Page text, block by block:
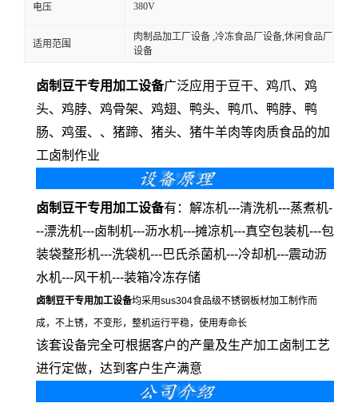
电压 380V
适用范围
肉制品加工厂设备 ,冷冻食品厂设备,休闲食品厂
设备
卤制豆干专用加工设备广泛应用于豆干、鸡爪、鸡
头、鸡脖、鸡骨架、鸡翅、鸭头、鸭爪、鸭脖、鸭
肠、鸡蛋、、猪蹄、猪头、猪牛羊肉等肉质食品的加
工卤制作业
卤制豆干专用加工设备有：解冻机---清洗机---蒸煮机-
--漂洗机---卤制机---沥水机---摊凉机---真空包装机---包
装袋整形机---洗袋机---巴氏杀菌机---冷却机---震动沥
水机---风干机---装箱冷冻存储
卤制豆干专用加工设备均采用sus304食品级不锈钢板材加工制作而
成，不上锈，不变形，整机运行平稳，使用寿命长
该套设备完全可根据客户的产量及生产加工卤制工艺
进行定做，达到客户生产满意